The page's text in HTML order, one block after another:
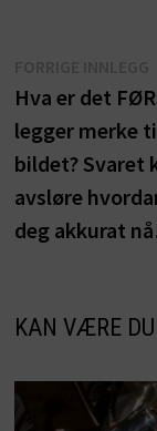
Hva er det
legger merke
bildet? Svaret
avsløre
deg akkurat
KAN VÆRE